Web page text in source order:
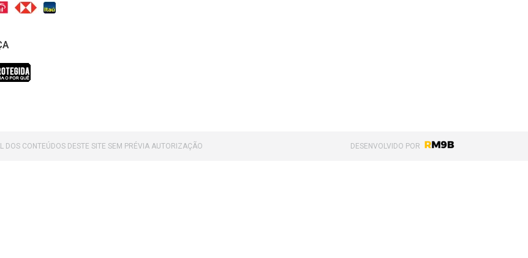
CONTEÚDOS DESTE SITE SEM PRÉVIA AUTORIZAÇÃO DESENVOLVIDO POR